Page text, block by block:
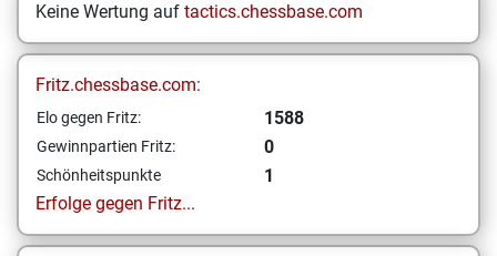
Keine Wertung auf tactics.chessbase.com
Fritz.chessbase.com:
Elo gegen Fritz: 1588
Gewinnpartien Fritz: 0
Schönheitspunkte
1
Erfolge gegen Fritz...